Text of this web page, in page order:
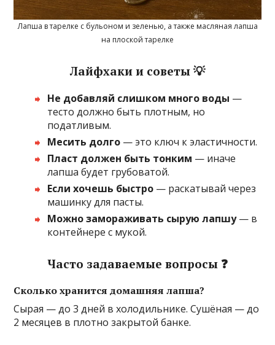
Лапша в тарелке с бульоном и зеленью, а также масляная лапша
на плоской тарелке
Лайфхаки и советы 💡
Не добавляй слишком много воды —
тесто должно быть плотным, но
податливым.
Месить долго — это ключ к эластичности.
Пласт должен быть тонким — иначе
лапша будет грубоватой.
Если хочешь быстро — раскатывай через
машинку для пасты.
Можно замораживать сырую лапшу— в
контейнере с мукой.
Часто задаваемые вопросы ❓
Сколько хранится домашняя лапша?
Сырая — до 3 дней в холодильнике. Сушёная — до
2 месяцев в плотно закрытой банке.